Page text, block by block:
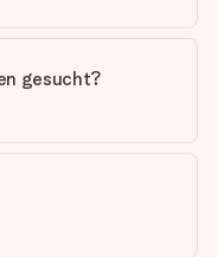
gesucht?